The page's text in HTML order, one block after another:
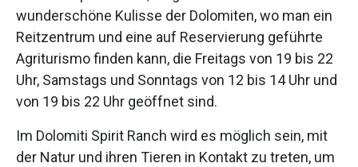
wunderschöne Kulisse der Dolomiten, wo man ein
Reitzentrum und eine auf Reservierung geführte
Agriturismo finden kann, die Freitags von 19 bis 22
Uhr, Samstags und Sonntags von 12 bis 14 Uhr und
von 19 bis 22 Uhr geöffnet sind.
Im Dolomiti Spirit Ranch wird es möglich sein, mit
der Natur und ihren Tieren in Kontakt zu treten, um